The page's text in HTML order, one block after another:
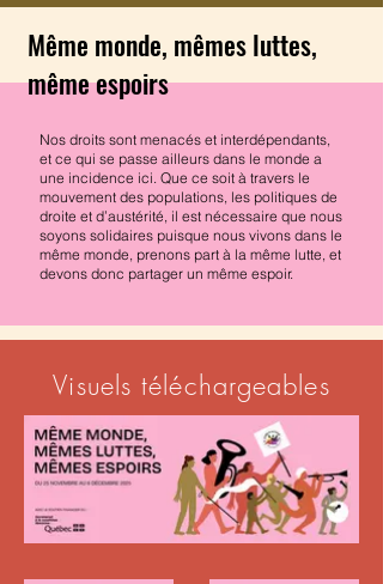
Nos droits sont menacés et interdépendants,
et ce qui se passe ailleurs dans le monde a
une incidence ici. Que ce soit à travers le
mouvement des populations, les politiques de
droite et d’austérité, il est nécessaire que nous
soyons solidaires puisque nous vivons dans le
même monde, prenons part à la même lutte, et
devons donc partager un même espoir.
Même monde, mêmes luttes,
même espoirs
Visuels téléchargeables